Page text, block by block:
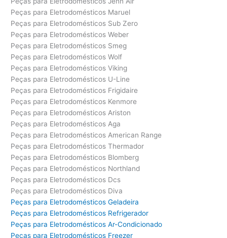
Peças para Eletrodomésticos Maruel
Peças para Eletrodomésticos Sub Zero
Peças para Eletrodomésticos Weber
Peças para Eletrodomésticos Smeg
Peças para Eletrodomésticos Wolf
Peças para Eletrodomésticos Viking
Peças para Eletrodomésticos U-Line
Peças para Eletrodomésticos Frigidaire
Peças para Eletrodomésticos Kenmore
Peças para Eletrodomésticos Ariston
Peças para Eletrodomésticos Aga
Peças para Eletrodomésticos American Range
Peças para Eletrodomésticos Thermador
Peças para Eletrodomésticos Blomberg
Peças para Eletrodomésticos Northland
Peças para Eletrodomésticos Dcs
Peças para Eletrodomésticos Diva
Peças para Eletrodomésticos Geladeira
Peças para Eletrodomésticos Refrigerador
Peças para Eletrodomésticos Ar-Condicionado
Peças para Eletrodomésticos Freezer